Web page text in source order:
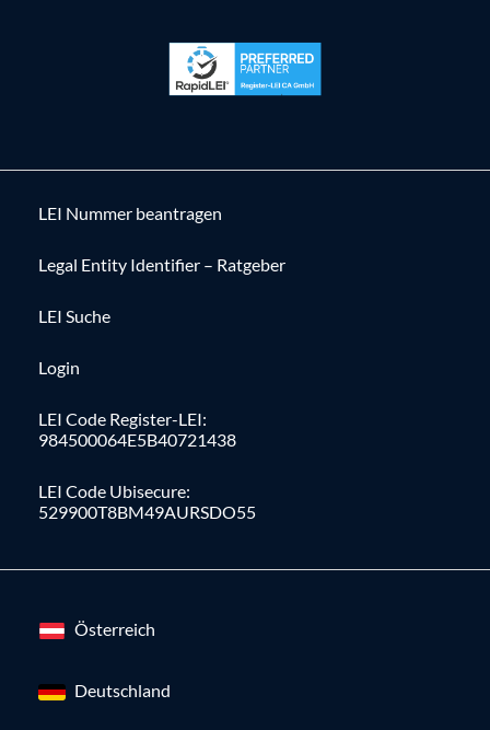
LEI Nummer beantragen
Legal Entity Identifier – Ratgeber
LEI Suche
Login
LEI Code Register-LEI:
984500064E5B40721438
LEI Code Ubisecure:
529900T8BM49AURSDO55
Österreich
Deutschland